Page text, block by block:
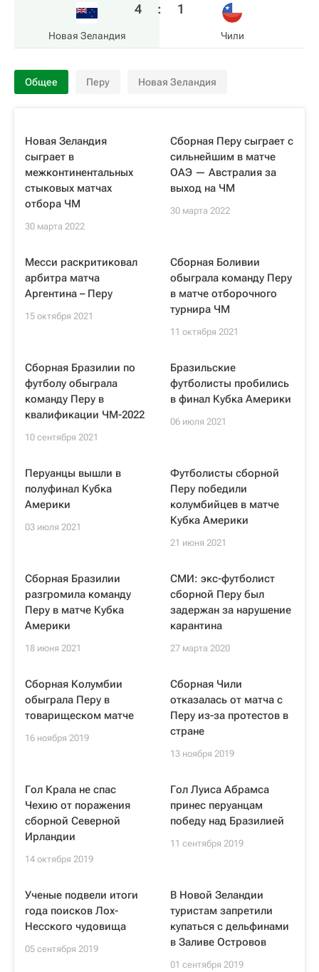
Новая Зеландия
4 : 1
Чили
Общее Перу Новая Зеландия
Новая Зеландия
сыграет в
межконтинентальных
стыковых матчах
отбора ЧМ
30 марта 2022
Сборная Перу сыграет с
сильнейшим в матче
ОАЭ — Австралия за
выход на ЧМ
30 марта 2022
Месси раскритиковал
арбитра матча
Аргентина – Перу
15 октября 2021
Сборная Боливии
обыграла команду Перу
в матче отборочного
турнира ЧМ
11 октября 2021
Сборная Бразилии по
футболу обыграла
команду Перу в
квалификации ЧМ-2022
10 сентября 2021
Бразильские
футболисты пробились
в финал Кубка Америки
06 июля 2021
Перуанцы вышли в
полуфинал Кубка
Америки
03 июля 2021
Футболисты сборной
Перу победили
колумбийцев в матче
Кубка Америки
21 июня 2021
Сборная Бразилии
разгромила команду
Перу в матче Кубка
Америки
18 июня 2021
СМИ: экс-футболист
сборной Перу был
задержан за нарушение
карантина
27 марта 2020
Сборная Колумбии
обыграла Перу в
товарищеском матче
16 ноября 2019
Сборная Чили
отказалась от матча с
Перу из-за протестов в
стране
13 ноября 2019
Гол Крала не спас
Чехию от поражения
сборной Северной
Ирландии
14 октября 2019
Гол Луиса Абрамса
принес перуанцам
победу над Бразилией
11 сентября 2019
Ученые подвели итоги
года поисков Лох-
Несского чудовища
05 сентября 2019
В Новой Зеландии
туристам запретили
купаться с дельфинами
в Заливе Островов
01 сентября 2019